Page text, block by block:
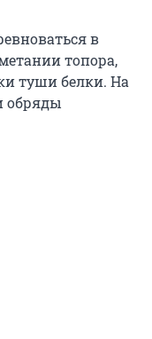
в
топора,
туши белки. На
обряды